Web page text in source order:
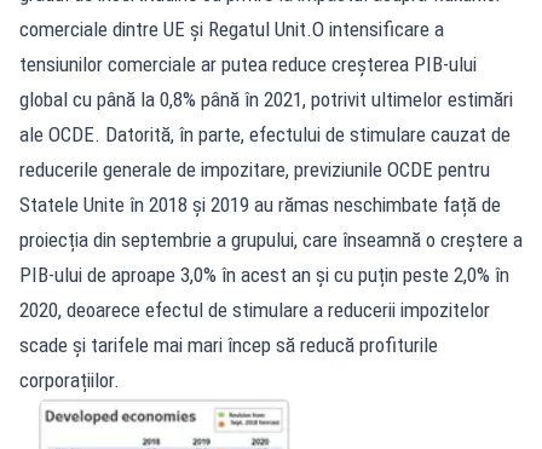
comerciale dintre UE și Regatul Unit.O intensificare a
tensiunilor comerciale ar putea reduce creșterea PIB-ului
global cu până la 0,8% până în 2021, potrivit ultimelor estimări
ale OCDE. Datorită, în parte, efectului de stimulare cauzat de
reducerile generale de impozitare, previziunile OCDE pentru
Statele Unite în 2018 și 2019 au rămas neschimbate față de
proiecția din septembrie a grupului, care înseamnă o creștere a
PIB-ului de aproape 3,0% în acest an și cu puțin peste 2,0% în
2020, deoarece efectul de stimulare a reducerii impozitelor
scade și tarifele mai mari încep să reducă profiturile
corporațiilor.